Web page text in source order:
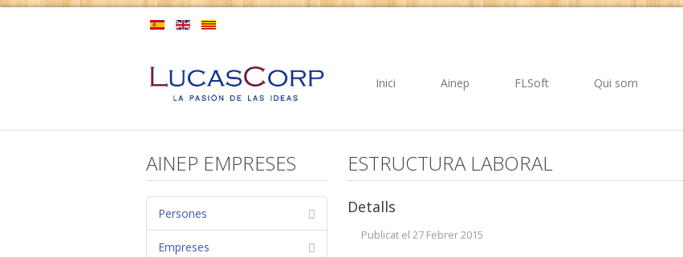
Inici Ainep FLSoft Qui som
AINEP EMPRESES
Persones
Empreses
ESTRUCTURA LABORAL
Detalls
Publicat el 27 Febrer 2015